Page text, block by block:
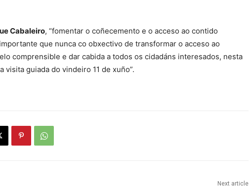
Cabaleiro, “fomentar o coñecemento e o acceso ao contido
que nunca co obxectivo de transformar o acceso ao
comprensible e dar cabida a todos os cidadáns interesados, nesta
visita guiada do vindeiro 11 de xuño”.
Next article